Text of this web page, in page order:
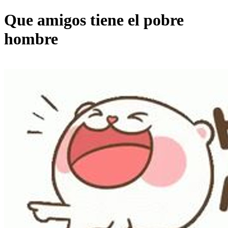
Que amigos tiene el pobre
hombre